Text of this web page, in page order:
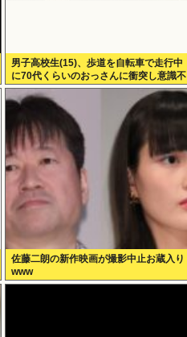
男子高校生(15)、歩道を自転車で走行中
に70代くらいのおっさんに衝突し意識不
明にさせてしまう
佐藤二朗の新作映画が撮影中止お蔵入り
www